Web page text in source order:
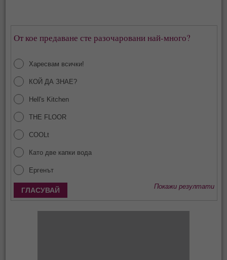
От кое предаване сте разочаровани най-много?
Харесвам всички!
КОЙ ДА ЗНАЕ?
Hell's Kitchen
THE FLOOR
COOLt
Като две капки вода
Ергенът
Покажи резултати